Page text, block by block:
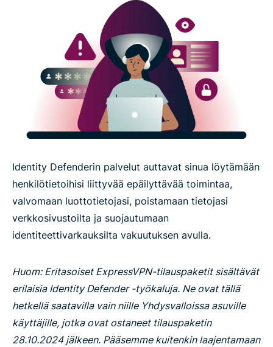
Identity Defenderin palvelut auttavat sinua löytämään
henkilötietoihisi liittyvää epäilyttävää toimintaa,
valvomaan luottotietojasi, poistamaan tietojasi
verkkosivustoilta ja suojautumaan
identiteettivarkauksilta vakuutuksen avulla.
Huom: Eritasoiset ExpressVPN-tilauspaketit sisältävät
erilaisia Identity Defender -työkaluja. Ne ovat tällä
hetkellä saatavilla vain niille Yhdysvalloissa asuville
käyttäjille, jotka ovat ostaneet tilauspaketin
28.10.2024 jälkeen. Pääsemme kuitenkin laajentamaan